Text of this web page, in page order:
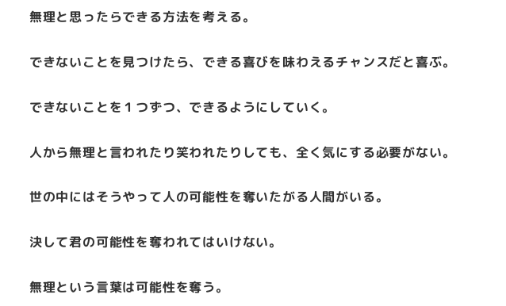
無理と思ったらできる方法を考える。
できないことを見つけたら、できる喜びを味わえるチャンスだと喜ぶ。
できないことを１つずつ、できるようにしていく。
人から無理と言われたり笑われたりしても、全く気にする必要がない。
世の中にはそうやって人の可能性を奪いたがる人間がいる。
決して君の可能性を奪われてはいけない。
無理という言葉は可能性を奪う。